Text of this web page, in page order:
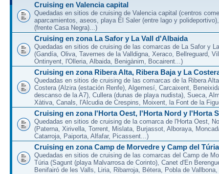
Cruising en Valencia capital
Quedadas en sitios de cruising de Valencia capital (centros
aparcamientos, aseos, playa El Saler (entre lago y
(frente Casa Negra)...)
Cruising en zona La Safor y La Vall d'Albaida
Quedadas en sitios de cruising de las comarcas de La Safor y
(Gandía, Oliva, Tavernes de la Valldigna, Xeraco, Bellreguard,
Ontinyent, l'Olleria, Albaida, Benigànim, Bocairent...)
Cruising en zona Ribera Alta, Ribera Baja y La
Quedadas en sitios de cruising de las comarcas de la Ribera
Costera (Alzira (estación Renfe), Algemesí, Carcaixent,
descanso de la A7), Cullera (dunas de playa nudista), Sueca,
Xàtiva, Canals, l'Alcudia de Crespins, Moixent, la Font de la
Cruising en zona l'Horta Oest, l'Horta Nord y l'Horta
Quedadas en sitios de cruising de la comarca de l'Horta Oest,
(Paterna, Xirivella, Torrent, Mislata, Burjassot, Alboraya,
Catarroja, Paiporta, Alfafar, Picassent...)
Cruising en zona Camp de Morvedre y Camp del Túria
Quedadas en sitios de cruising de las comarcas del Camp de
Túria (Sagunt (playa Malvarrosa de Corinto), Canet d'En
Benifairó de les Valls, Liria, Ribarroja, Bétera, Pobla de